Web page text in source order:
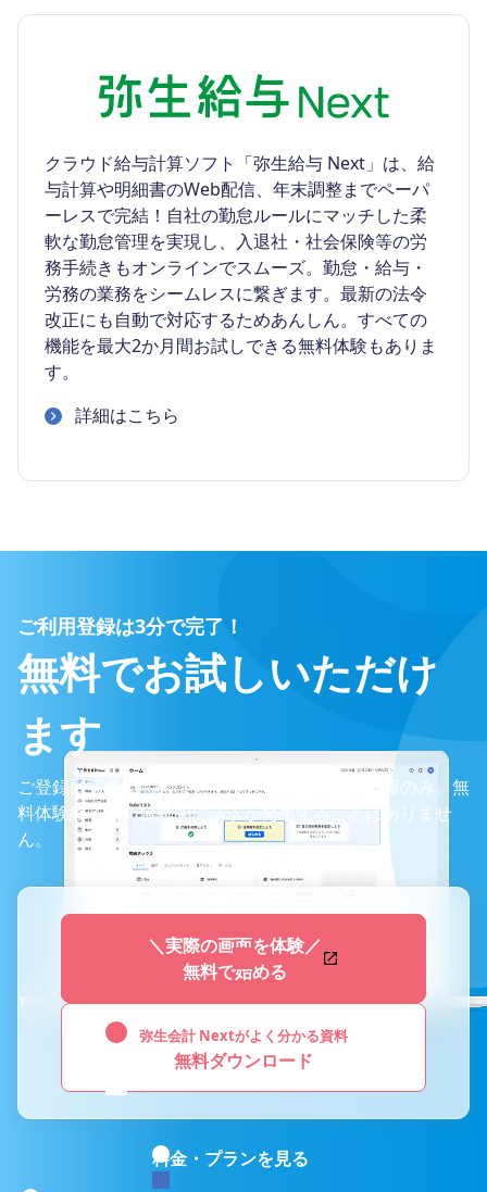
クラウド給与計算ソフト「弥生給与 Next」は、給
与計算や明細書のWeb配信、年末調整までペーパ
ーレスで完結！自社の勤怠ルールにマッチした柔
軟な勤怠管理を実現し、入退社・社会保険等の労
務手続きもオンラインでスムーズ。勤怠・給与・
労務の業務をシームレスに繋ぎます。最新の法令
改正にも自動で対応するためあんしん。すべての
機能を最大2か月間お試しできる無料体験もありま
す。
詳細はこちら
ご利用登録は3分で完了！
無料でお試しいただけ
ます
ご登録に必要なものはメールアドレスと基本情報のみ。無
料体験終了後、自動的に請求が発生することはありませ
ん。
＼実際の画面を体験／
無料で始める
弥生会計 Nextがよく分かる資料
無料ダウンロード
料金・プランを見る